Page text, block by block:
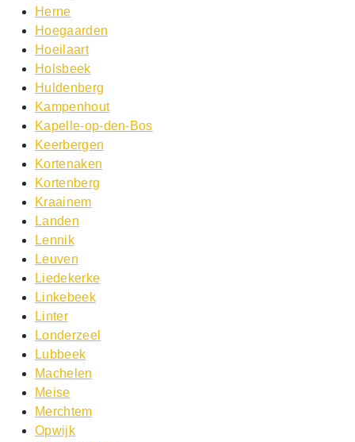
Herne
Hoegaarden
Hoeilaart
Holsbeek
Huldenberg
Kampenhout
Kapelle-op-den-Bos
Keerbergen
Kortenaken
Kortenberg
Kraainem
Landen
Lennik
Leuven
Liedekerke
Linkebeek
Linter
Londerzeel
Lubbeek
Machelen
Meise
Merchtem
Opwijk